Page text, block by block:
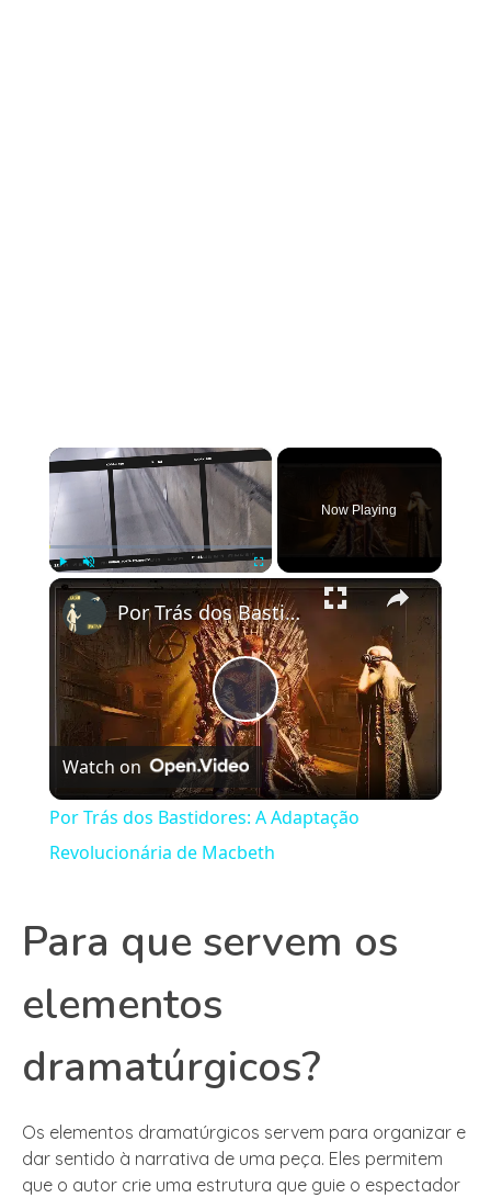
×
Play Unmute Fullscreen
Now Playing
×
Play
Video
Por Trás dos Bastidores: A Adaptação Revolucionária de Macbeth
Watch on
Por Trás dos Bastidores: A Adaptação
Revolucionária de Macbeth
Para que servem os
elementos
dramatúrgicos?
Os elementos dramatúrgicos servem para organizar e
dar sentido à narrativa de uma peça. Eles permitem
que o autor crie uma estrutura que guie o espectador